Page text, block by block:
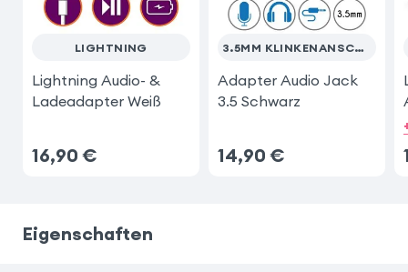
LIGHTNING
Lightning Audio- &
Ladeadapter Weiß
16,90 €
3.5MM KLINKENANSCHLUSS
Adapter Audio Jack
3.5 Schwarz
14,90 €
Eigenschaften